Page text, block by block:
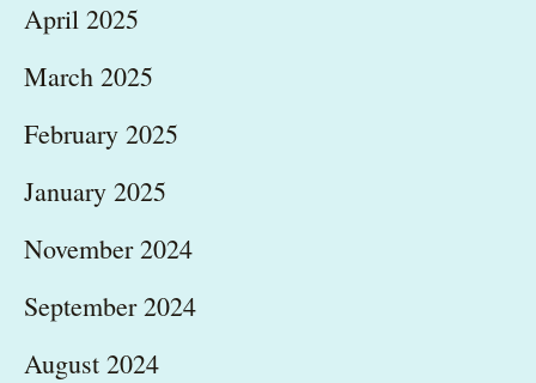
April 2025
March 2025
February 2025
January 2025
November 2024
September 2024
August 2024